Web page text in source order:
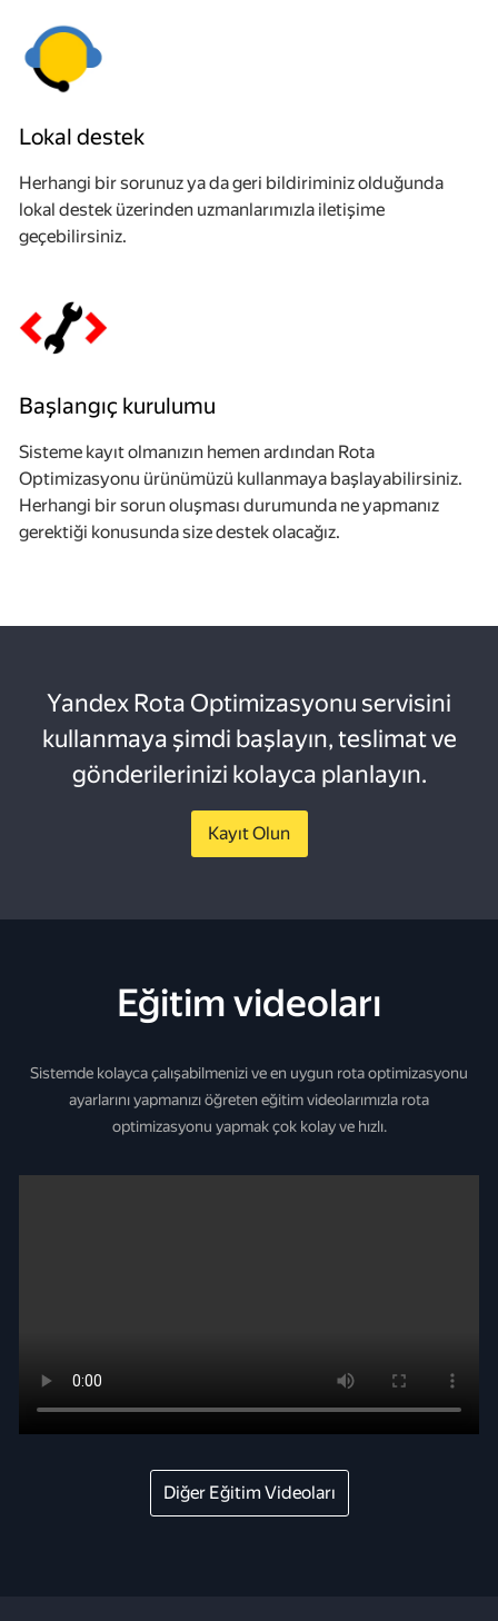
Lokal destek
Herhangi bir sorunuz ya da geri bildiriminiz olduğunda
lokal destek üzerinden uzmanlarımızla iletişime
geçebilirsiniz.
Başlangıç kurulumu
Sisteme kayıt olmanızın hemen ardından Rota
Optimizasyonu ürünümüzü kullanmaya başlayabilirsiniz.
Herhangi bir sorun oluşması durumunda ne yapmanız
gerektiği konusunda size destek olacağız.
Yandex Rota Optimizasyonu servisini
kullanmaya şimdi başlayın, teslimat ve
gönderilerinizi kolayca planlayın.
Kayıt Olun
Eğitim videoları
Sistemde kolayca çalışabilmenizi ve en uygun rota optimizasyonu
ayarlarını yapmanızı öğreten eğitim videolarımızla rota
optimizasyonu yapmak çok kolay ve hızlı.
Diğer Eğitim Videoları